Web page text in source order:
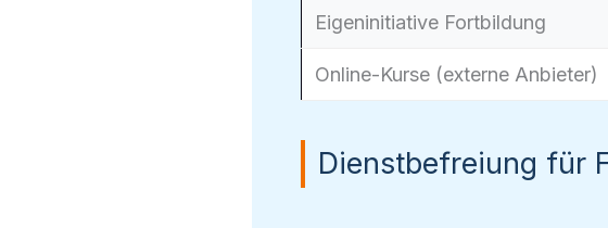
Eigeninitiative Fortbildung
Online-Kurse (externe Anbieter)
Dienstbefreiung für